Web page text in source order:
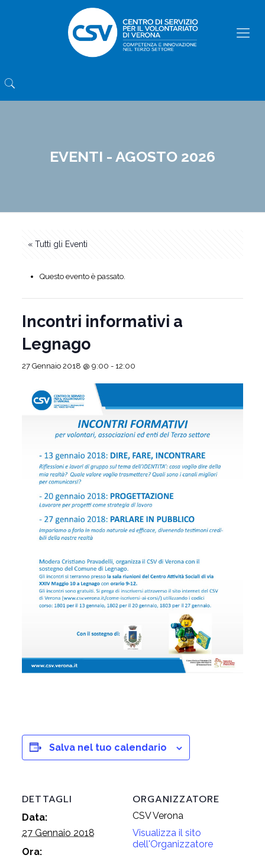
EVENTI - AGOSTO 2026
« Tutti gli Eventi
Questo evento è passato.
Incontri informativi a
Legnago
27 Gennaio 2018 @ 9:00 - 12:00
Salva nel tuo calendario
DETTAGLI
Data:
27 Gennaio 2018
Ora:
ORGANIZZATORE
CSV Verona
Visualizza il sito
dell'Organizzatore